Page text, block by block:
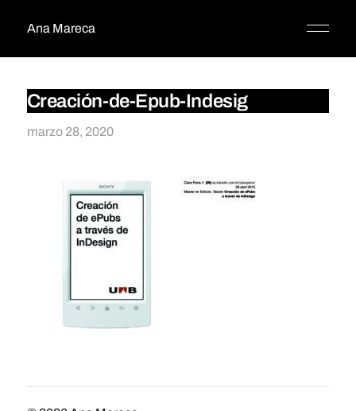
Ana Mareca
Creación-de-Epub-Indesig
marzo 28, 2020